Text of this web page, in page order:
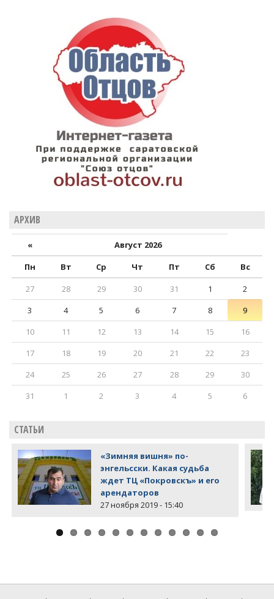
АРХИВ
«
Август 2026
Пн
Вт Ср Чт Пт Сб
Вс
27
28 29 30 31 1
2
3
4 5 6 7 8
9
10
11 12 13 14 15
16
17
18 19 20 21 22
23
24
25 26 27 28 29
30
31
1 2 3 4 5 6
СТАТЬИ
«Зимняя вишня» по-
энгельсски. Какая судьба
ждет ТЦ «Покровскъ» и его
арендаторов
27 ноября 2019 - 15:40